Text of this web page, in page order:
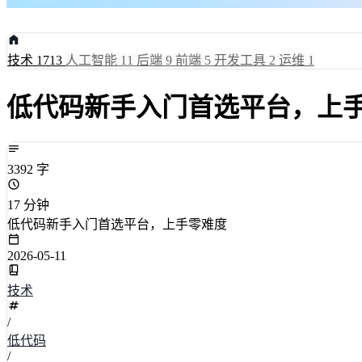
技术 1713 人工智能 11 后端 9 前端 5 开发工具 2 运维 1
低代码新手入门首选平台，上
3392 字
17 分钟
低代码新手入门首选平台，上手零难度
2026-05-11
技术
/
低代码
/